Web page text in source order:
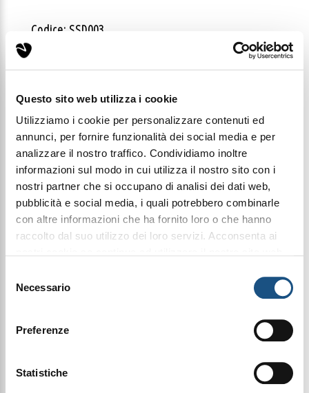
Questo sito web utilizza i cookie
Utilizziamo i cookie per personalizzare contenuti ed
annunci, per fornire funzionalità dei social media e per
analizzare il nostro traffico. Condividiamo inoltre
informazioni sul modo in cui utilizza il nostro sito con i
nostri partner che si occupano di analisi dei dati web,
pubblicità e social media, i quali potrebbero combinarle
con altre informazioni che ha fornito loro o che hanno
raccolto dal suo utilizzo dei loro servizi. Acconsenta ai
delNecessario
Preferenze
Statistiche
Codice: SSD003
Condividi questo articolo sui social
FacebookWhatsApp
Prodotti Pulizia Deodoranti Per Ambiente
SUPERCONCENTRATO Uso Professionale – Essenza
Autunno â€¢ Deodorante spray no-gas per la
deodorare gradevolmente e per molte ore
qualsiasi locale eliminando gli odori sgradevoli. I
ai requisiti del Reg. 648/2004/EC. Composizione
chimica: Tensioattivi nonionici: 5-15%; Tensioattivi